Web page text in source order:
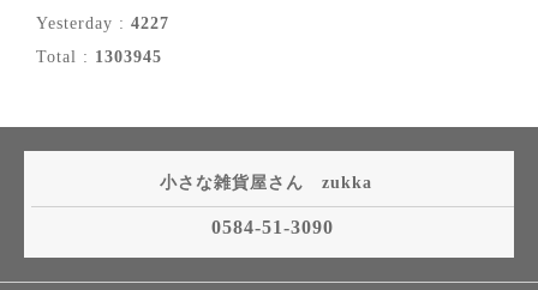
Yesterday : 4227
Total : 1303945
小さな雑貨屋さん zukka
0584-51-3090